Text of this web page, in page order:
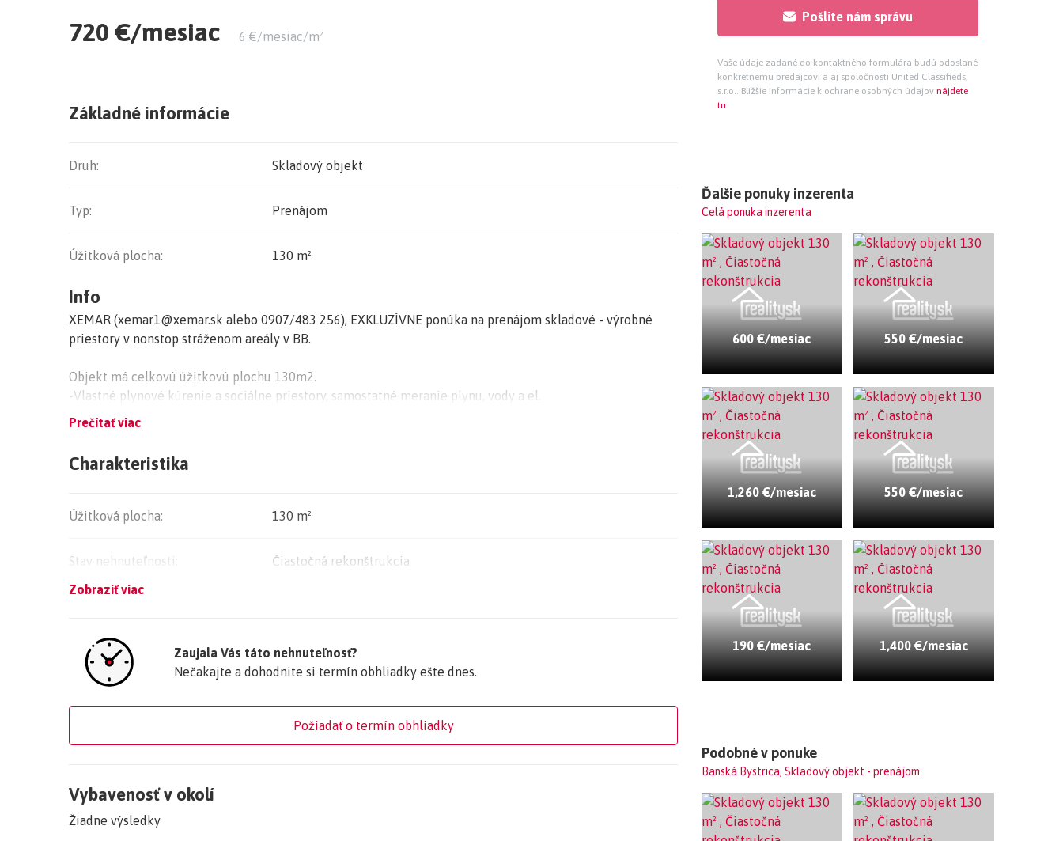
720 €/mesiac 6 €/mesiac/m²
Základné informácie
Druh: Skladový objekt
Typ: Prenájom
Úžitková plocha: 130 m²
Info
XEMAR (xemar1@xemar.sk alebo 0907/483 256), EXKLUZÍVNE ponúka na prenájom skladové - výrobné
priestory v nonstop stráženom areály v BB.
Objekt má celkovú úžitkovú plochu 130m2.
-Vlastné plynové kúrenie a sociálne priestory, samostatné meranie plynu, vody a el.
-Sklad má hladenú betónovú podlahu a je nenáročný na en.hospodárnosť.
pracovníkom, služobnými psami a kamerovým systémom s archiváciou záznamu. Zastávka MHD je priamo
Cena 720 Eur bez DPH + energie
Pre bližšie info ma kontaktujte na tel.: 0907 483 256
Prečítať viac
Charakteristika
Úžitková plocha: 130 m²
Stav nehnuteľnosti: Čiastočná rekonštrukcia
Zobraziť viac
Zaujala Vás táto nehnuteľnosť?
Nečakajte a dohodnite si termín obhliadky ešte dnes.
Požiadať o termín obhliadky
Vybavenosť v okolí
Žiadne výsledky
Pošlite nám správu
Vaše údaje zadané do kontaktného formulára budú odoslané
konkrétnemu predajcovi a aj spoločnosti United Classifieds,
s.r.o.. Bližšie informácie k ochrane osobných údajov nájdete
tu
Ďalšie ponuky inzerenta
Celá ponuka inzerenta
600 €/mesiac 550 €/mesiac
1,260 €/mesiac 550 €/mesiac
190 €/mesiac 1,400 €/mesiac
Podobné v ponuke
Banská Bystrica, Skladový objekt - prenájom